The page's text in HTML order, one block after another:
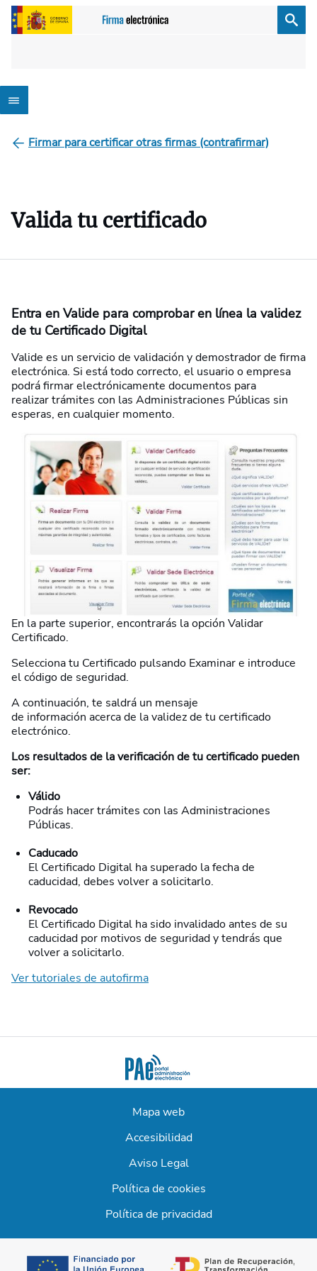
Firmar para certificar otras firmas (contrafirmar)
Valida tu certificado
Entra en Valide para comprobar en línea la validez
de tu Certificado Digital
Valide es un servicio de validación y demostrador de firma
electrónica. Si está todo correcto, el usuario o empresa
podrá firmar electrónicamente documentos para
realizar trámites con las Administraciones Públicas sin
esperas, en cualquier momento.
En la parte superior, encontrarás la opción Validar
Certificado.
Selecciona tu Certificado pulsando Examinar e introduce
el código de seguridad.
A continuación, te saldrá un mensaje
de información acerca de la validez de tu certificado
electrónico.
Los resultados de la verificación de tu certificado pueden
ser:
Válido
Podrás hacer trámites con las Administraciones
Públicas.
Caducado
El Certificado Digital ha superado la fecha de
caducidad, debes volver a solicitarlo.
Revocado
El Certificado Digital ha sido invalidado antes de su
caducidad por motivos de seguridad y tendrás que
volver a solicitarlo.
Ver tutoriales de autofirma
Mapa web
Accesibilidad
Aviso Legal
Política de cookies
Política de privacidad
se abre en una